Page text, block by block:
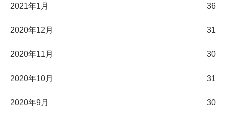
2021年1月 36
2020年12月 31
2020年11月 30
2020年10月 31
2020年9月 30